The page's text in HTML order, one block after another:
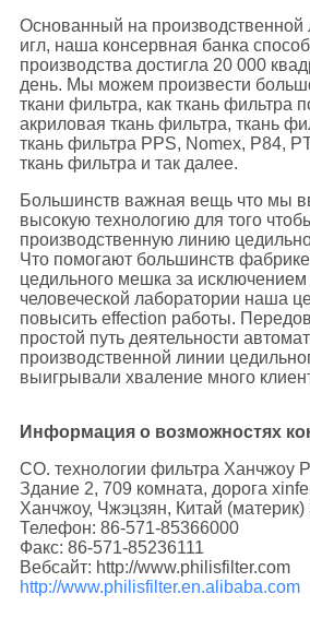
Основанный на производственной
игл, наша консервная банка
производства достигла 20 000
день. Мы можем произвести
ткани фильтра, как ткань фильтра
акриловая ткань фильтра, ткань
ткань фильтра PPS, Nomex, P84,
ткань фильтра и так далее.
Большинств важная вещь что мы
высокую технологию для того
производственную линию
Что помогают большинств
цедильного мешка за исключением
человеческой лаборатории наша
повысить effection работы.
простой путь деятельности
производственной линии
выигрывали хваление много
Информация о возможностях
CO. технологии фильтра Ханчжоу
Здание 2, 709 комната, дорога
Ханчжоу, Чжэцзян, Китай (материк)
Телефон: 86-571-85366000
Факс: 86-571-85236111
Вебсайт: http://www.philisfilter.com
http://www.philisfilter.en.alibaba.com